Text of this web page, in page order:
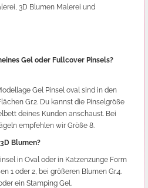
3D Blumen Malerei und
Gel oder Fullcover Pinsels?
Gel Pinsel oval sind in den
Gr.2. Du kannst die Pinselgröße
deines Kunden anschaust. Bei
empfehlen wir Größe 8.
Blumen?
in Oval oder in Katzenzunge Form
1 oder 2, bei größeren Blumen Gr.4.
ein Stamping Gel.